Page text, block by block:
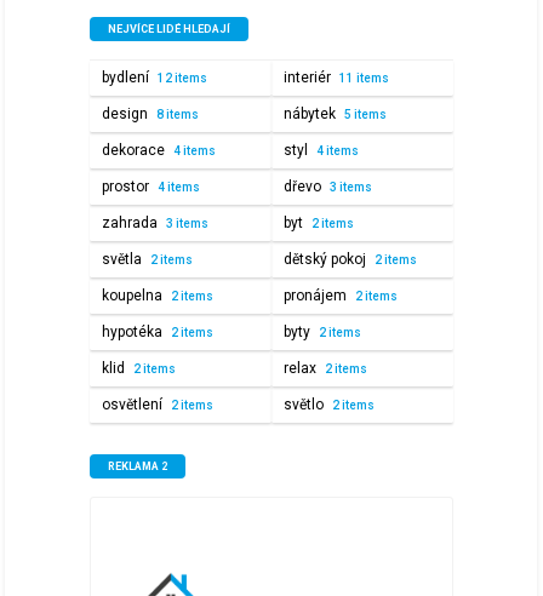
dětském
pokoji,
a
vzory
NEJVÍCE LIDÉ HLEDAJÍ
bydlení 12 items interiér 11 items
design 8 items nábytek 5 items
dekorace 4 items styl 4 items
prostor 4 items dřevo 3 items
zahrada 3 items byt 2 items
světla 2 items dětský pokoj 2 items
koupelna 2 items pronájem 2 items
hypotéka 2 items byty 2 items
klid 2 items relax 2 items
osvětlení 2 items světlo 2 items
REKLAMA 2